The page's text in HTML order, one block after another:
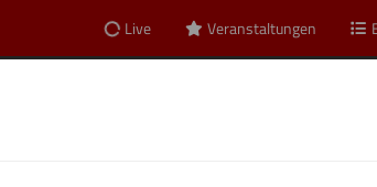
Live Veranstaltungen